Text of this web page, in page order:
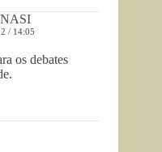
/ 14:05
os debates